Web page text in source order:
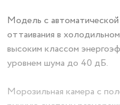
Модель с
оттаивания в
высоким классом
уровнем шума до 40 дБ.
Морозильная камера с